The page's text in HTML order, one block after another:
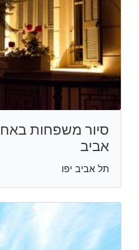
סיור משפחות
אביב
תל אביב יפו